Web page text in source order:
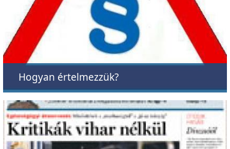
Hogyan értelmezzük?